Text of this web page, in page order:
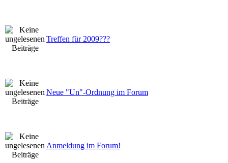
Treffen für 2009???
Neue "Un"-Ordnung im Forum
Anmeldung im Forum!